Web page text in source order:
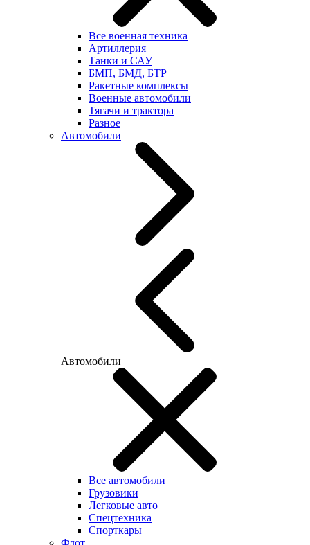
Все военная техника
Артиллерия
Танки и САУ
БМП, БМД, БТР
Ракетные комплексы
Военные автомобили
Тягачи и трактора
Разное
Автомобили
Автомобили
Все автомобили
Грузовики
Легковые авто
Спецтехника
Спорткары
Флот